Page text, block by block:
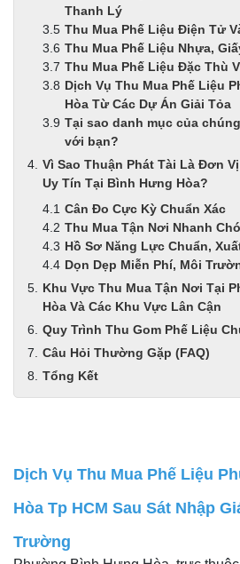
Thanh Lý
Thu Mua Phế Liệu Điện Tử
Thu Mua Phế Liệu Nhựa,
Thu Mua Phế Liệu Đặc Thù
Dịch Vụ Thu Mua Phế Liệu
Hòa Từ Các Dự Án Giải Tỏa
Tại sao danh mục của
với bạn?
Vì Sao Thuận Phát Tài Là Đơn
Uy Tín Tại Bình Hưng Hòa?
Cân Đo Cực Kỳ Chuẩn Xác
Thu Mua Tận Nơi Nhanh
Hồ Sơ Năng Lực Chuẩn,
Dọn Dẹp Miễn Phí, Môi
Khu Vực Thu Mua Tận Nơi Tại
Hòa Và Các Khu Vực Lân Cận
Quy Trình Thu Gom Phế Liệu
Câu Hỏi Thường Gặp (FAQ)
Tổng Kết
Dịch Vụ Thu Mua Phế Liệu
Hòa Tp HCM Sau Sát Nhập
Trường